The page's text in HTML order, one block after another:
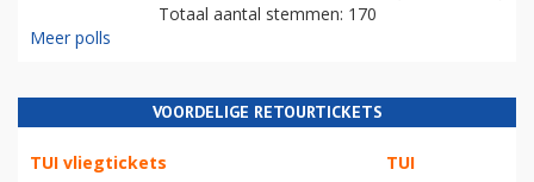
Totaal aantal stemmen: 170
Meer polls
VOORDELIGE RETOURTICKETS
TUI vliegtickets TUI